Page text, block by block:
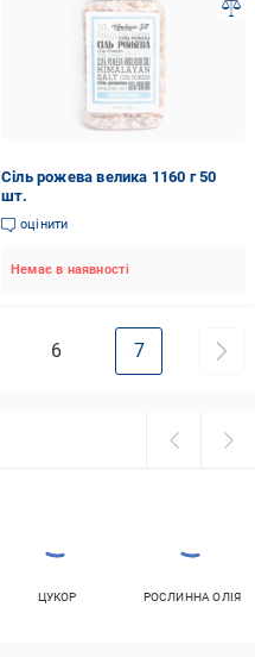
Сіль рожева велика 1160 г 50
шт.
оцінити
Немає в наявності
6 7
ЦУКОР РОСЛИННА ОЛІЯ